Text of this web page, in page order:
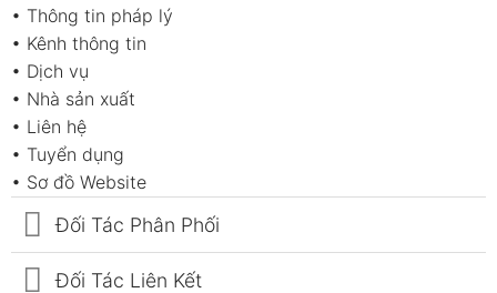
• Thông tin pháp lý
• Kênh thông tin
• Dịch vụ
• Nhà sản xuất
• Liên hệ
• Tuyển dụng
• Sơ đồ Website
Đối Tác Phân Phối
Đối Tác Liên Kết